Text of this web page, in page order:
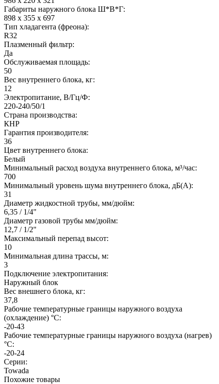
Габариты наружного блока Ш*В*Г:
898 x 355 x 697
Тип хладагента (фреона):
R32
Плазменный фильтр:
Да
Обслуживаемая площадь:
50
Вес внутреннего блока, кг:
12
Электропитание, В/Гц/Ф:
220-240/50/1
Страна производства:
КНР
Гарантия производителя:
36
Цвет внутреннего блока:
Белый
Минимальный расход воздуха внутреннего блока, м³/час:
700
Минимальный уровень шума внутреннего блока, дБ(А):
31
Диаметр жидкостной трубы, мм/дюйм:
6,35 / 1/4"
Диаметр газовой трубы мм/дюйм:
12,7 / 1/2"
Максимальный перепад высот:
10
Минимальная длина трассы, м:
3
Подключение электропитания:
Наружный блок
Вес внешнего блока, кг:
37,8
Рабочие температурные границы наружного воздуха
(охлаждение) °C:
-20-43
Рабочие температурные границы наружного воздуха (нагрев)
°C:
-20-24
Серии:
Towada
Похожие товары